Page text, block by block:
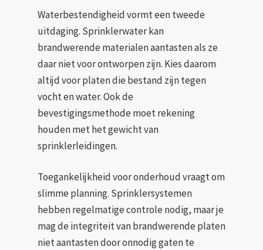
Waterbestendigheid vormt een tweede
uitdaging. Sprinklerwater kan
brandwerende materialen aantasten als ze
daar niet voor ontworpen zijn. Kies daarom
altijd voor platen die bestand zijn tegen
vocht en water. Ook de
bevestigingsmethode moet rekening
houden met het gewicht van
sprinklerleidingen.
Toegankelijkheid voor onderhoud vraagt om
slimme planning. Sprinklersystemen
hebben regelmatige controle nodig, maar je
mag de integriteit van brandwerende platen
niet aantasten door onnodig gaten te